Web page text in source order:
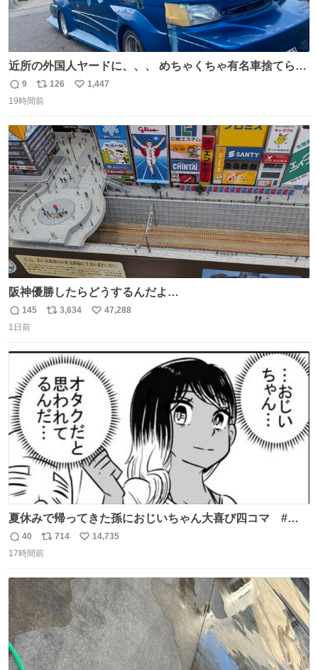
近所の外国人ヤードに、、、 めちゃくちゃ有名車捨てられ
てました😭 外装ぼろぼろだし、、 中も何にも残ってない
し、、 可哀想に😢😢 今まで数十年お疲れ様でした、、 #バ
返
信
9
リ
ポ
ト
数
126
い
数
1,447
19時間前
阪神優勝したらどうするんだよ…
返
信
145
リ
ト
数
3,634
い
数
47,288
1日前
夏休みで帰ってきた孫におじいちゃん大喜び四コマ #四
コマ漫画 #Web漫画 #漫画が読めるハッシュタグ
返
信
40
リ
ポ
ト
数
714
い
数
14,735
17時間前